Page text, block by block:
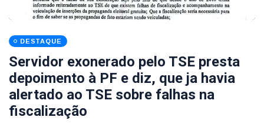
DESTAQUE
Servidor exonerado pelo TSE presta
depoimento à PF e diz, que ja havia
alertado ao TSE sobre falhas na
fiscalização